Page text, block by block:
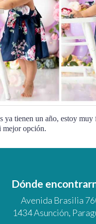
ya tienen un año, estoy
mejoropción.
Dónde
Avenida Brasilia
1434 Asunción,